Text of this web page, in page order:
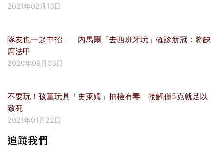
2021年02月13日
隊友也一起中招！ 內馬爾「去西班牙玩」確診新冠：將缺
席法甲
2020年09月03日
不要玩！孩童玩具「史萊姆」抽檢有毒 接觸僅5克就足以
致死
2021年01月22日
追蹤我們